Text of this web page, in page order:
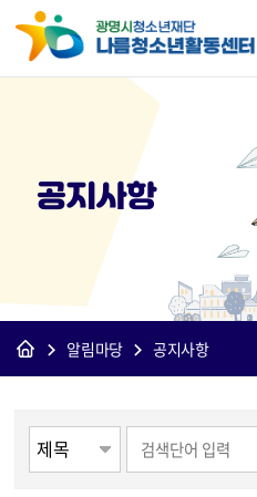
공지사항
알림마당 공지사항